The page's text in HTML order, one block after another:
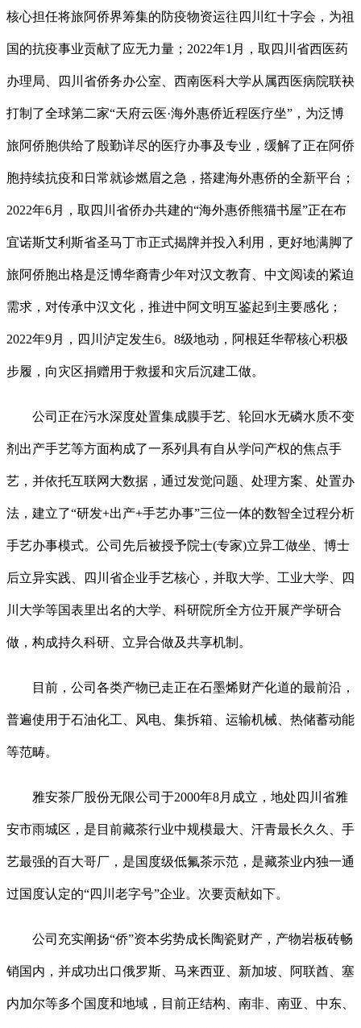
核心担任将旅阿侨界筹集的防疫物资运往四川红十字会，为祖
国的抗疫事业贡献了应无力量；2022年1月，取四川省西医药
办理局、四川省侨务办公室、西南医科大学从属西医病院联袂
打制了全球第二家“天府云医·海外惠侨近程医疗坐”，为泛博
旅阿侨胞供给了殷勤详尽的医疗办事及专业，缓解了正在阿侨
胞持续抗疫和日常就诊燃眉之急，搭建海外惠侨的全新平台；
2022年6月，取四川省侨办共建的“海外惠侨熊猫书屋”正在布
宜诺斯艾利斯省圣马丁市正式揭牌并投入利用，更好地满脚了
旅阿侨胞出格是泛博华裔青少年对汉文教育、中文阅读的紧迫
需求，对传承中汉文化，推进中阿文明互鉴起到主要感化；
2022年9月，四川泸定发生6。8级地动，阿根廷华帮核心积极
步履，向灾区捐赠用于救援和灾后沉建工做。
公司正在污水深度处置集成膜手艺、轮回水无磷水质不变
剂出产手艺等方面构成了一系列具有自从学问产权的焦点手
艺，并依托互联网大数据，通过发觉问题、处理方案、处置办
法，建立了“研发+出产+手艺办事”三位一体的数智全过程分析
手艺办事模式。公司先后被授予院士(专家)立异工做坐、博士
后立异实践、四川省企业手艺核心，并取大学、工业大学、四
川大学等国表里出名的大学、科研院所全方位开展产学研合
做，构成持久科研、立异合做及共享机制。
目前，公司各类产物已走正在石墨烯财产化道的最前沿，
普遍使用于石油化工、风电、集拆箱、运输机械、热储蓄动能
等范畴。
雅安茶厂股份无限公司于2000年8月成立，地处四川省雅
安市雨城区，是目前藏茶行业中规模最大、汗青最长久久、手
艺最强的百大哥厂，是国度级低氟茶示范，是藏茶业内独一通
过国度认定的“四川老字号”企业。次要贡献如下。
公司充实阐扬“侨”资本劣势成长陶瓷财产，产物岩板砖畅
销国内，并成功出口俄罗斯、马来西亚、新加坡、阿联酋、塞
内加尔等多个国度和地域，目前正结构、南非、南亚、中东、